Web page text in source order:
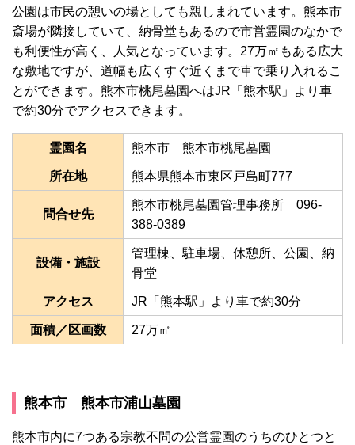
公園は市民の憩いの場としても親しまれています。熊本市
斎場が隣接していて、納骨堂もあるので市営霊園のなかで
も利便性が高く、人気となっています。27万㎡もある広大
な敷地ですが、道幅も広くすぐ近くまで車で乗り入れるこ
とができます。熊本市桃尾墓園へはJR「熊本駅」より車
で約30分でアクセスできます。
霊園名 熊本市 熊本市桃尾墓園
所在地 熊本県熊本市東区戸島町777
問合せ先
熊本市桃尾墓園管理事務所 096-
388-0389
設備・施設
管理棟、駐車場、休憩所、公園、納
骨堂
アクセス JR「熊本駅」より車で約30分
面積／区画数 27万㎡
熊本市 熊本市浦山墓園
熊本市内に7つある宗教不問の公営霊園のうちのひとつと